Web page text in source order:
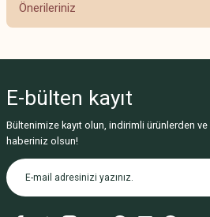
Önerileriniz
Görüş ve önerileriniz için teşekkür ederiz.
Ürün resmi kalitesiz, bozuk veya
Ürün açıklamasında eksik bilgiler
Ürün bilgilerinde hatalar bulunuyor.
E-bülten kayıt
Bültenimize kayıt olun, indirimli ürünlerden
haberiniz olsun!